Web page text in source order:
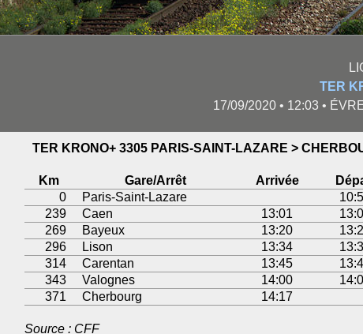
TER
17/09/2020 • 12:03 •
TER KRONO+ 3305 PARIS-SAINT-LAZARE >
Km Gare/Arrêt Arrivée
0
Paris-Saint-Lazare
239
Caen 13:01
269
Bayeux 13:20
296
Lison 13:34
314
Carentan 13:45
343
Valognes 14:00
371
Cherbourg 14:17
Source : CFF